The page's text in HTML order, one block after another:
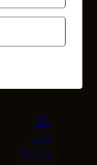
28.
13.
Juli
2026